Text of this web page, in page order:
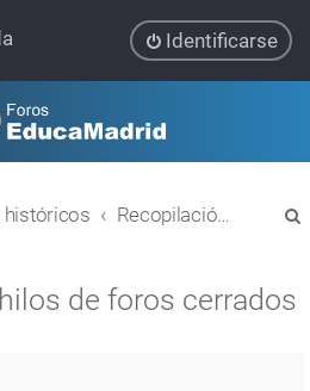
Identificarse
históricos Recopilación de hilos de foros cerrados
de foros cerrados